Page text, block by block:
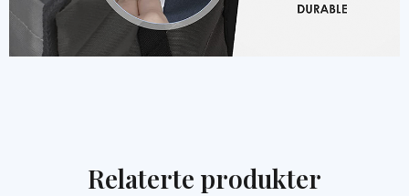
Relaterte produkter